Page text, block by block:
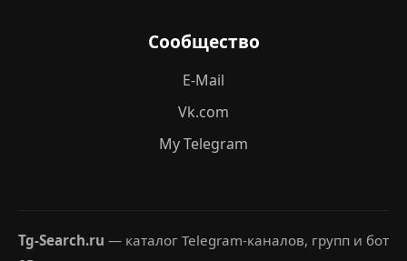
Сообщество
E-Mail
Vk.com
My Telegram
Tg-Search.ru — каталог Telegram-каналов, групп и бот